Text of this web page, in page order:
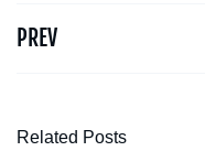
PREV
Related Posts